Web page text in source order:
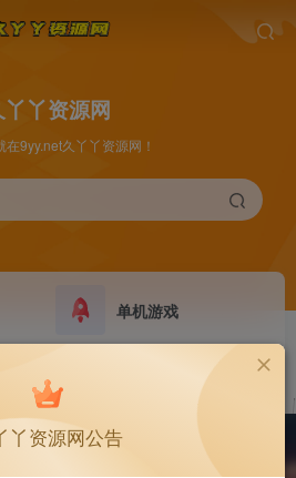
丫丫资源网
在9yy.net久丫丫资源网！
单机游戏
GO
丫资源网公告